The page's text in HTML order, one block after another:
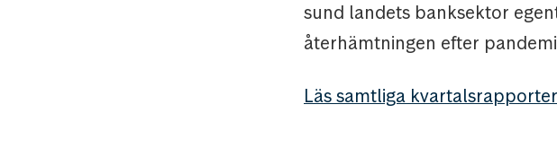
sund landets banksektor
återhämtningen efter
Läs samtliga